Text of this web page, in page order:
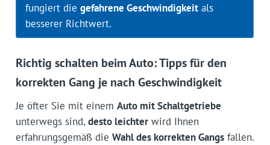
fungiert die gefahrene Geschwindigkeitals
besserer Richtwert.
Richtig schalten beim Auto: Tipps für den
korrekten Gang je nach Geschwindigkeit
Je öfter Sie mit einem Auto mit Schaltgetriebe
unterwegs sind, desto leichterwird Ihnen
erfahrungsgemäß die Wahl des korrekten Gangsfallen.